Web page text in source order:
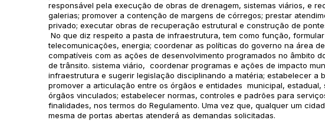
responsável pela execução de obras de drenagem, sistemas viários, e
galerias; promover a contenção de margens de córregos; prestar
privado; executar obras de recuperação estrutural e construção de
No que diz respeito a pasta de infraestrutura, tem como função,
telecomunicações, energia; coordenar as políticas do governo na área
compatíveis com as ações de desenvolvimento programados no âmbito
de trânsito. sistema viário, coordenar programas e ações de impacto
infraestrutura e sugerir legislação disciplinando a matéria; estabelecer
promover a articulação entre os órgãos e entidades municipal,
órgãos vinculados; estabelecer normas, controles e padrões para
finalidades, nos termos do Regulamento. Uma vez que, qualquer um
mesma de portas abertas atenderá as demandas solicitadas.